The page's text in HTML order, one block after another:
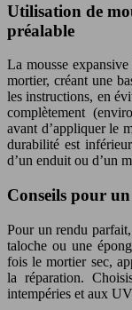
Utilisation de
préalable
La mousse
mortier, créant une
les instructions, en
complètement
avant d’appliquer le
durabilité est
d’un enduit ou d’un
Conseils pour
Pour un rendu
taloche ou une
fois le mortier sec,
la réparation.
intempéries et aux